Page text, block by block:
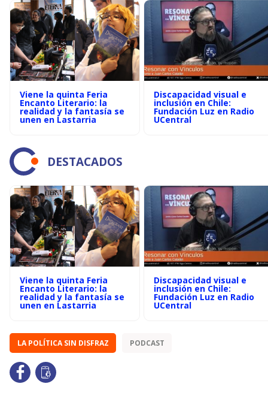
Viene la quinta Feria
Encanto Literario: la
realidad y la fantasía se
unen en Lastarria
Discapacidad visual e
inclusión en Chile:
Fundación Luz en Radio
UCentral
DESTACADOS
Viene la quinta Feria
Encanto Literario: la
realidad y la fantasía se
unen en Lastarria
Discapacidad visual e
inclusión en Chile:
Fundación Luz en Radio
UCentral
LA POLÍTICA SIN DISFRAZ PODCAST